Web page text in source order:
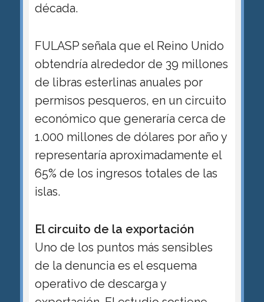
década.
FULASP señala que el Reino Unido
obtendría alrededor de 39 millones
de libras esterlinas anuales por
permisos pesqueros, en un circuito
económico que generaría cerca de
1.000 millones de dólares por año y
representaría aproximadamente el
65% de los ingresos totales de las
islas.
El circuito de la exportación
Uno de los puntos más sensibles
de la denuncia es el esquema
operativo de descarga y